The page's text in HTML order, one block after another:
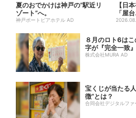
夏のおでかけは神戸の”駅近リ
ゾート”へ。
神戸ポートピアホテル AD
【日
「屋
焼肉
８月のロト6は
字が『完全一致
株式会社MURA AD
宝くじが当たる
徴”とは？
合同会社デジタルフ